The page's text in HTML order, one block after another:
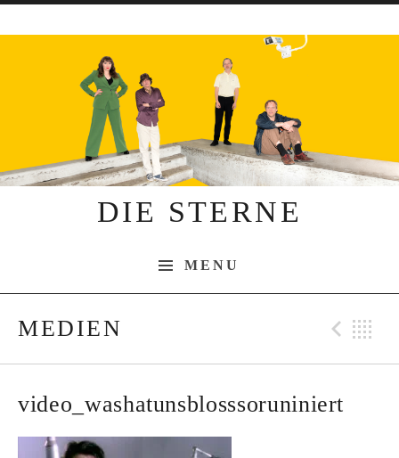
DIE STERNE
MENU
MEDIEN
video_washatunsblosssoruniniert